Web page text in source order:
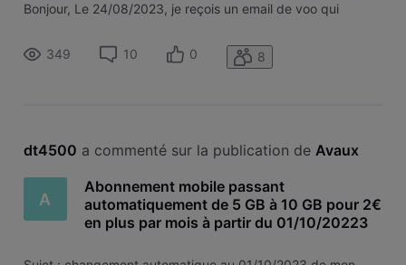
Bonjour, Le 24/08/2023, je reçois un email de voo qui
de ma part, mon abonnement passera de 5 à 10 GB pour
seulement 2€ par mois en plu
349 10 0 8
dt4500 a commenté sur la publication de Avaux
A
Abonnement mobile passant
automatiquement de 5 GB à 10 GB pour 2€
en plus par mois à partir du 01/10/20223